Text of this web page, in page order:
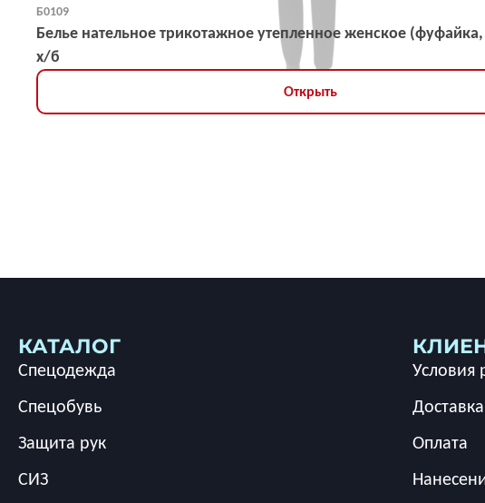
Б0109
Белье нательное трикотажное утепленное женское
х/б
Открыть
КАТАЛОГ
Спецодежда
Спецобувь
Защита рук
СИЗ
Условия
Доставка
Оплата